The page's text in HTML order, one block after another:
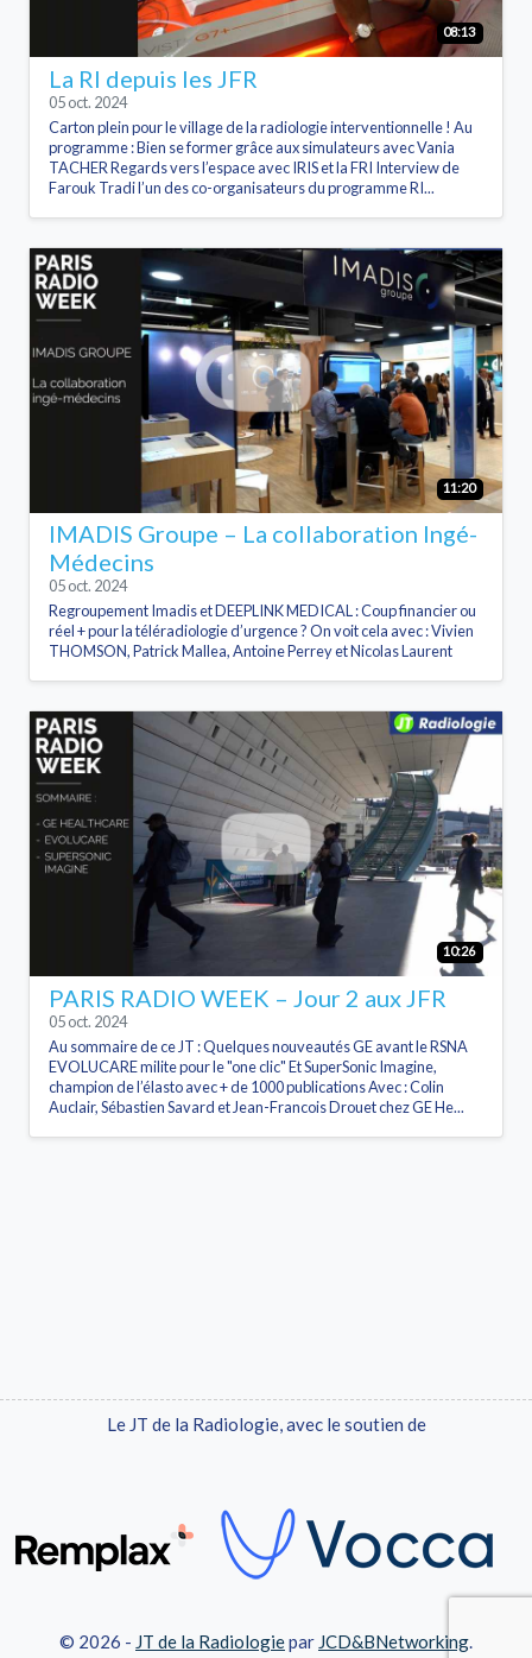
08:13
La RI depuis les JFR
05 oct. 2024
Carton plein pour le village de la radiologie interventionnelle ! Au
programme : Bien se former grâce aux simulateurs avec Vania
TACHER Regards vers l’espace avec IRIS et la FRI Interview de
Farouk Tradi l’un des co-organisateurs du programme RI...
11:20
IMADIS Groupe – La collaboration Ingé-
Médecins
05 oct. 2024
Regroupement Imadis et DEEPLINK MEDICAL : Coup financier ou
réel + pour la téléradiologie d’urgence ? On voit cela avec : Vivien
THOMSON, Patrick Mallea, Antoine Perrey et Nicolas Laurent
10:26
PARIS RADIO WEEK – Jour 2 aux JFR
05 oct. 2024
Au sommaire de ce JT : Quelques nouveautés GE avant le RSNA
EVOLUCARE milite pour le "one clic" Et SuperSonic Imagine,
champion de l’élasto avec + de 1000 publications Avec : Colin
Auclair, Sébastien Savard et Jean-Francois Drouet chez GE He...
Le JT de la Radiologie, avec le soutien de
© 2026 - JT de la Radiologiepar JCD&BNetworking